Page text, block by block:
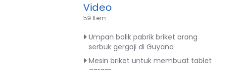
Video
59 Item
Umpan balik pabrik briket arang
serbuk gergaji di Guyana
Mesin briket untuk membuat tablet